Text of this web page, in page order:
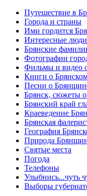
Путешествие в
Города и страны
Ими гордится
Интересные
Брянские
Фотографии
Фильмы и видео
Книги о
Песни о
Брянск, сюжеты
Брянский край
Краеведение
Брянская
География
Природа
Святые места
Погода
Телефоны
Улыбнись...чуть
Выборы